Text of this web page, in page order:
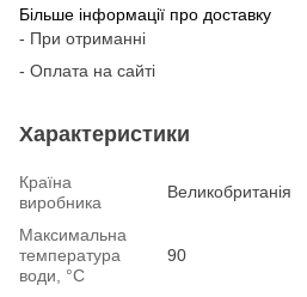
Більше інформації про доставку
- При отриманні
- Оплата на сайті
Характеристики
Країна
виробника
Великобританія
Максимальна
температура
води, °С
90